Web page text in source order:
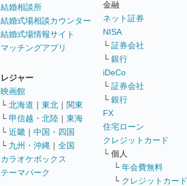
結婚相談所
結婚式場相談カウンター
結婚式場情報サイト
マッチングアプリ
レジャー
映画館
└ 北海道 ｜ 東北 ｜ 関東
└ 甲信越・北陸 ｜ 東海
└ 近畿 ｜ 中国・四国
└ 九州・沖縄 ｜ 全国
カラオケボックス
テーマパーク
金融
ネット証券
NISA
└ 証券会社
└ 銀行
iDeCo
└ 証券会社
└ 銀行
FX
住宅ローン
クレジットカード
└ 個人
└ 年会費無料
└ クレジットカード